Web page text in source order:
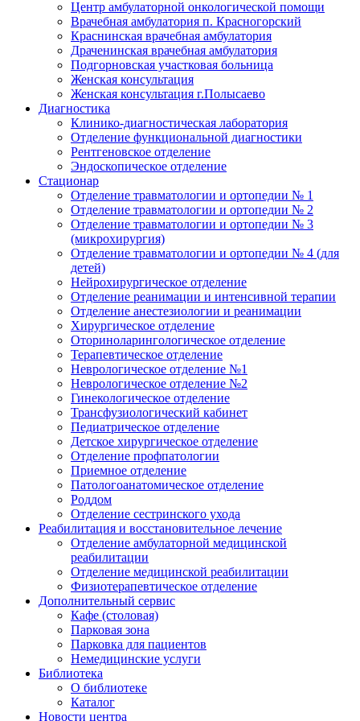
Центр амбулаторной онкологической помощи
Врачебная амбулатория п. Красногорский
Краснинская врачебная амбулатория
Драченинская врачебная амбулатория
Подгорновская участковая больница
Женская консультация
Женская консультация г.Полысаево
Диагностика
Клинико-диагностическая лаборатория
Отделение функциональной диагностики
Рентгеновское отделение
Эндоскопическое отделение
Стационар
Отделение травматологии и ортопедии № 1
Отделение травматологии и ортопедии № 2
Отделение травматологии и ортопедии № 3
(микрохирургия)
Отделение травматологии и ортопедии № 4 (для
детей)
Нейрохирургическое отделение
Отделение реанимации и интенсивной терапии
Отделение анестезиологии и реанимации
Хирургическое отделение
Оториноларингологическое отделение
Терапевтическое отделение
Неврологическое отделение №1
Неврологическое отделение №2
Гинекологическое отделение
Трансфузиологический кабинет
Педиатрическое отделение
Детское хирургическое отделение
Отделение профпатологии
Приемное отделение
Патологоанатомическое отделение
Роддом
Отделение сестринского ухода
Реабилитация и восстановительное лечение
Отделение амбулаторной медицинской
реабилитации
Отделение медицинской реабилитации
Физиотерапевтическое отделение
Дополнительный сервис
Кафе (столовая)
Парковая зона
Парковка для пациентов
Немедицинские услуги
Библиотека
О библиотеке
Каталог
Новости центра